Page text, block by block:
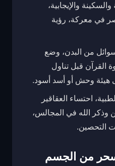
والإيجابية،
في معركة، رؤية
من البدن، وضع
القرآن قبل تناول
هيئة وحش أو أسد أسود.
احتساء العقاقير
وذكر الله في المجالس،
التحصين.
من الجسم